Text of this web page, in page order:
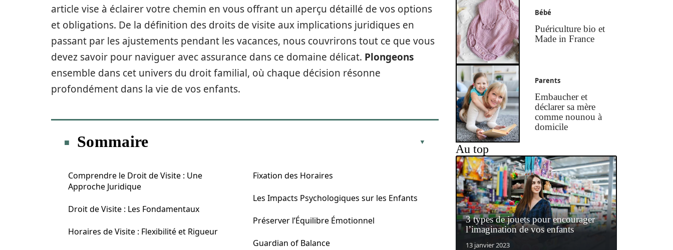
article vise à éclairer votre chemin en vous offrant un aperçu détaillé de vos options
et obligations. De la définition des droits de visite aux implications juridiques en
passant par les ajustements pendant les vacances, nous couvrirons tout ce que vous
devez savoir pour naviguer avec assurance dans ce domaine délicat. Plongeons
ensemble dans cet univers du droit familial, où chaque décision résonne
profondément dans la vie de vos enfants.
Sommaire
Comprendre le Droit de Visite : Une
Approche Juridique
Droit de Visite : Les Fondamentaux
Horaires de Visite : Flexibilité et Rigueur
Fixation des Horaires
Les Impacts Psychologiques sur les Enfants
Préserver l’Équilibre Émotionnel
Guardian of Balance
Bébé
Puériculture bio et
Made in France
Parents
Embaucher et
déclarer sa mère
comme nounou à
domicile
Au top
3 types de jouets pour encourager
l’imagination de vos enfants
13 janvier 2023